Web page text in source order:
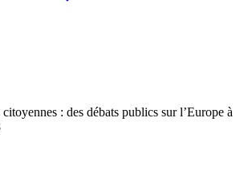
: des débats publics sur l’Europe à